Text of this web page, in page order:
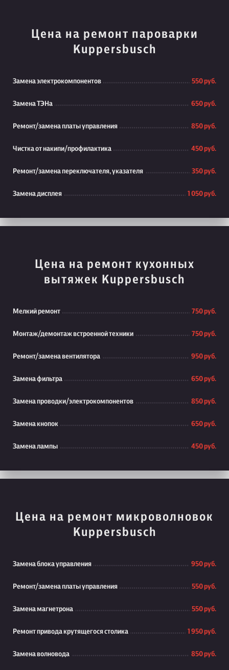
Цена на ремонт пароварки
Kuppersbusch
Замена электрокомпонентов 550 руб.
Замена ТЭНа 650 руб.
Ремонт/замена платы управления 850 руб.
Чистка от накипи/профилактика 450 руб.
Ремонт/замена переключателя, указателя 350 руб.
Замена дисплея 1 050 руб.
Цена на ремонт кухонных
вытяжек Kuppersbusch
Мелкий ремонт 750 руб.
Монтаж/демонтаж встроенной техники 750 руб.
Ремонт/замена вентилятора 950 руб.
Замена фильтра 650 руб.
Замена проводки/электрокомпонентов 850 руб.
Замена кнопок 650 руб.
Замена лампы 450 руб.
Цена на ремонт микроволновок
Kuppersbusch
Замена блока управления 950 руб.
Ремонт/замена платы управления 550 руб.
Замена магнетрона 550 руб.
Ремонт привода крутящегося столика 1 950 руб.
Замена волновода 850 руб.